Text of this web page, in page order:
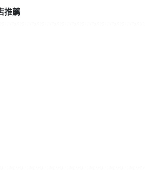
推薦